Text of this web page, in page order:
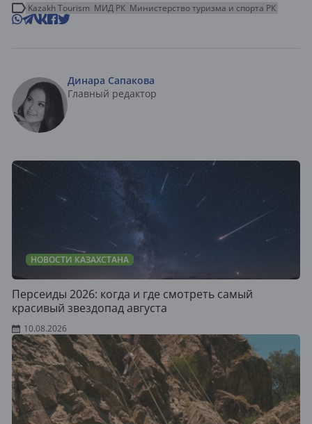
Kazakh Tourism МИД РК Министерство туризма и спорта РК
Динара Сапакова
Главный редактор
НОВОСТИ КАЗАХСТАНА
Персеиды 2026: когда и где смотреть самый
красивый звездопад августа
10.08.2026